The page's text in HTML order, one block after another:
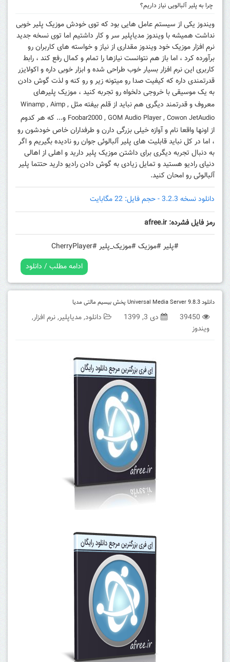
چرا به پلیر آلبالویی نیاز داریم؟
ویندوز یکی از سیستم عامل هایی بود که توی خودش موزیک پلیر خوبی
نداشت همیشه با ویندوز مدیاپلیر سر و کار داشتیم اما توی نسخه جدید
نرم افزار موزیک خود ویندوز مقداری از نیاز و خواسته های کاربران رو
برآورده کرد ، اما باز هم نتوانست نیازها را تمام و کمال رفع کند ، رابط
کاربری این نرم افزار بسیار خوب طراحی شده و ابزار خوبی داره و اکولایزر
قدرتمندی داره که کیفیت صدا رو میتونه زیر و رو کنه و لذت گوش دادن
به یک موسیقی با خروجی دلخواه رو تجربه کنید ، موزیک پلیرهای
معروف و قدرتمند دیگری هم نباید از قلم بیفته مثل
Winamp , Aimp ,
Foobar2000 , GOM Audio Player, Cowon JetAudio
و... که هر کدوم
از اونها واقعا نام و آوازه خیلی بزرگی دارن و طرفداران خاص خودشون رو
، اما در کل نباید قابلیت های پلیر آلبالوئی جوان رو نادیده بگیریم و اگر
به دنبال تجربه دیگری برای داشتن موزیک پلیر دارید و اهلی از اهالی
دنیای رادیو هستید و تمایل زیادی به گوش دادن رادیو دارید حتتما پلیر
آلبالوئی رو امحان کنید.
دانلود نسخه 3.2.3 - حجم فایل: 22 مگابایت
رمز فایل فشرده: afree.ir
#پلیر #موزیک #موزیک_پلیر #CherryPlayer
ادامه مطلب / دانلود
دانلود Universal Media Server 9.8.3 پخش بیسیم مالتی مدیا
39450 دی 3, 1399 دانلود,مدیاپلیر,نرم افزار,
ویندوز